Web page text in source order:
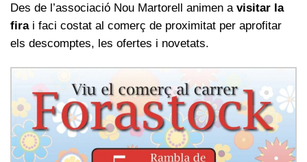
Des de l’associació Nou Martorell animen a visitar la
firai faci costat al comerç de proximitat per aprofitar
els descomptes, les ofertes i novetats.